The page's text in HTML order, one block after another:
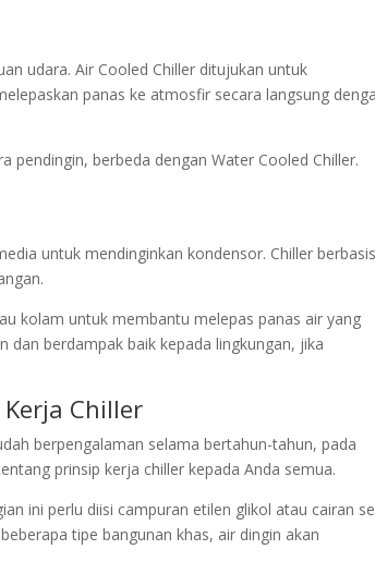
udara. Air Cooled Chiller ditujukan untuk
panas ke atmosfir secara langsung
pendingin, berbeda dengan Water Cooled Chiller.
untuk mendinginkan kondensor. Chiller
kolam untuk membantu melepas panas air yang
dan berdampak baik kepada lingkungan, jika
Chiller
berpengalaman selama bertahun-tahun, pada
prinsip kerja chiller kepada Anda semua.
ini perlu diisi campuran etilen glikol atau cairan
tipe bangunan khas, air dingin akan